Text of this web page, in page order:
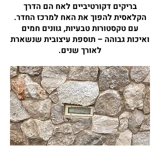
בריקים דקורטיביים לאח הם הדרך
הקלאסית להפוך את האח למרכז החדר.
עם טקסטורות טבעיות, גוונים חמים
ואיכות גבוהה – תוספת עיצובית שנשארת
לאורך שנים.